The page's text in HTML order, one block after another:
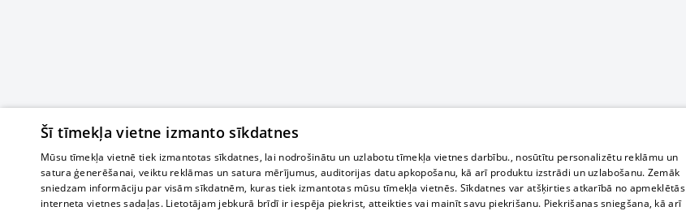
Šī tīmekļa vietne izmanto sīkdatnes
Mūsu tīmekļa vietnē tiek izmantotas sīkdatnes, lai nodrošinātu un uzlabotu tīmekļa vietnes darbību., nosūtītu personalizētu reklāmu un
satura ģenerēšanai, veiktu reklāmas un satura mērījumus, auditorijas datu apkopošanu, kā arī produktu izstrādi un uzlabošanu. Zemāk
sniedzam informāciju par visām sīkdatnēm, kuras tiek izmantotas mūsu tīmekļa vietnēs. Sīkdatnes var atšķirties atkarībā no apmeklētās
interneta vietnes sadaļas. Lietotājam jebkurā brīdī ir iespēja piekrist, atteikties vai mainīt savu piekrišanu. Piekrišanas sniegšana, kā arī